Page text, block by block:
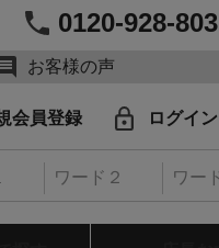
0120-928-803
お客様の声
会員登録 ログイン